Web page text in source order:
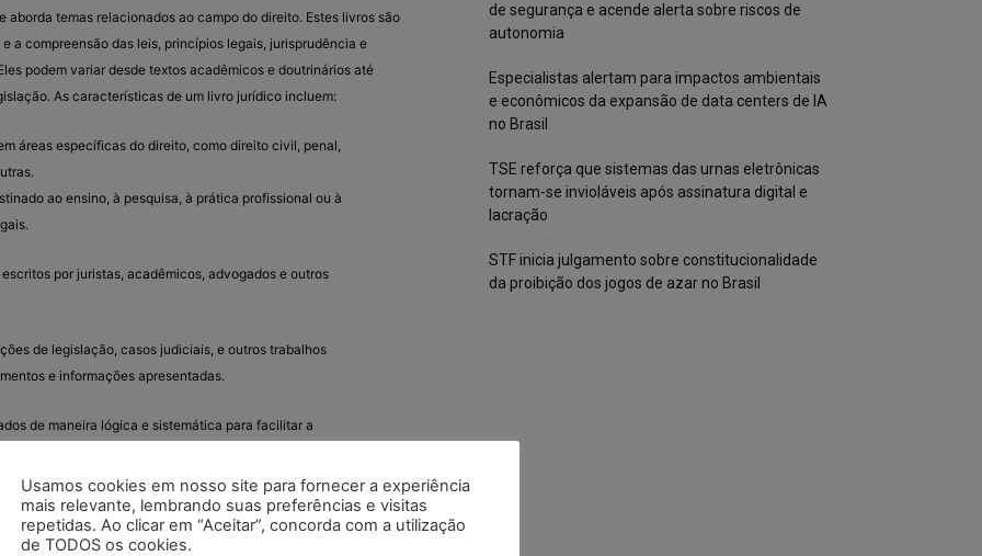
aborda temas relacionados ao campo do direito. Estes livros são
a compreensão das leis, princípios legais, jurisprudência e
podem variar desde textos acadêmicos e doutrinários até
As características de um livro jurídico incluem:
áreas específicas do direito, como direito civil, penal,
ao ensino, à pesquisa, à prática profissional ou à
escritos por juristas, acadêmicos, advogados e outros
de legislação, casos judiciais, e outros trabalhos
e informações apresentadas.
de maneira lógica e sistemática para facilitar a
atualizados regularmente para refletir as mudanças nas leis
de segurança e acende alerta sobre riscos de
autonomia
Especialistas alertam para impactos ambientais
e econômicos da expansão de data centers de IA
no Brasil
TSE reforça que sistemas das urnas eletrônicas
tornam-se invioláveis após assinatura digital e
lacração
STF inicia julgamento sobre constitucionalidade
da proibição dos jogos de azar no Brasil
Usamos cookies em nosso site para fornecer a experiência
mais relevante, lembrando suas preferências e visitas
repetidas. Ao clicar em “Aceitar”, concorda com a utilização
de TODOS os cookies.